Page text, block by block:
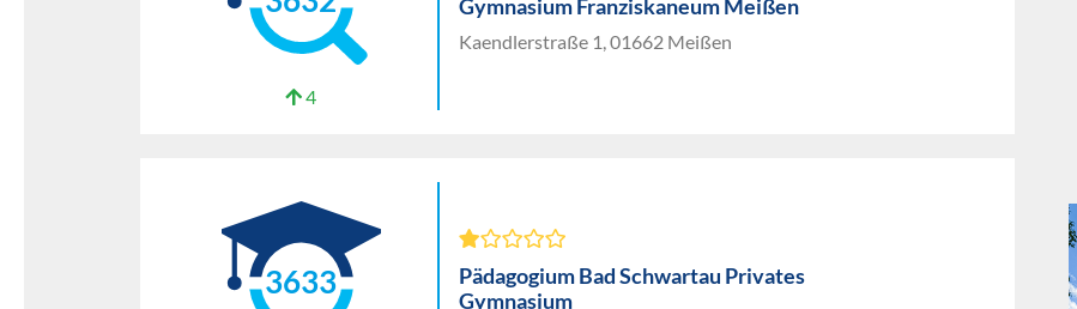
4
Gymnasium Franziskaneum Meißen
Kaendlerstraße 1, 01662 Meißen
3633
Pädagogium Bad Schwartau Privates
Gymnasium